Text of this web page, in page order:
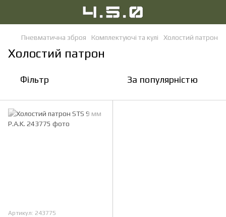
Пневматична зброя Комплектуючі та кулі Холостий патрон
Холостий патрон
Фільтр За популярністю
Артикул: 243775